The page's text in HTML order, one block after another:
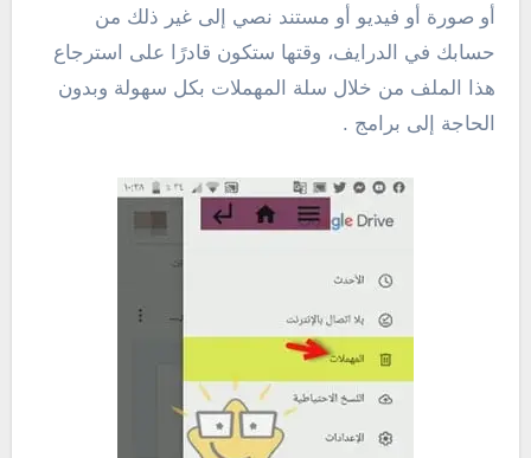
أو صورة أو فيديو أو مستند نصي إلى غير ذلك من
حسابك في الدرايف، وقتها ستكون قادرًا على استرجاع
هذا الملف من خلال سلة المهملات بكل سهولة وبدون
الحاجة إلى برامج .